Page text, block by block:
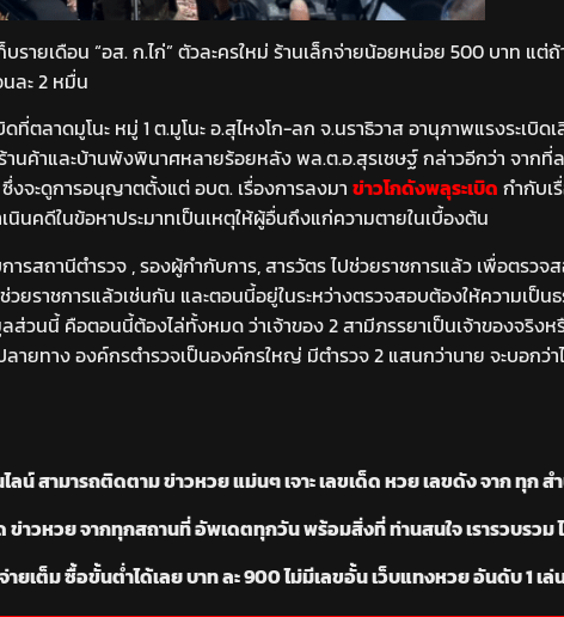
บรายเดือน “อส. ก.ไก่” ตัวละครใหม่ ร้านเล็กจ่ายน้อยหน่อย 500 บาท
ละ 2 หมื่น
ตลาดมูโนะ หมู่ 1 ต.มูโนะ อ.สุไหงโก-ลก จ.นราธิวาส อานุภาพแรงระเบิ
านค้าและบ้านพังพินาศหลายร้อยหลัง พล.ต.อ.สุรเชษฐ์ กล่าวอีกว่า จากที่
จะดูการอนุญาตตั้งแต่ อบต. เรื่องการลงมา ข่าวโกดังพลุระเบิด กำกับเ
นคดีในข้อหาประมาทเป็นเหตุให้ผู้อื่นถึงแก่ความตายในเบื้องต้น
ารสถานีตำรวจ , รองผู้กำกับการ, สารวัตร ไปช่วยราชการแล้ว เพื่อตรวจ
วยราชการแล้วเช่นกัน และตอนนี้อยู่ในระหว่างตรวจสอบต้องให้ความเ
วนนี้ คือตอนนี้ต้องไล่ทั้งหมด ว่าเจ้าของ 2 สามีภรรยาเป็นเจ้าของจริงห
ลายทาง องค์กรตำรวจเป็นองค์กรใหญ่ มีตำรวจ 2 แสนกว่านาย จะบอ
ลน์ สามารถติดตาม ข่าวหวย แม่นๆ เจาะ เลขเด็ด หวย เลขดัง จาก ทุก ส
าวหวย จากทุกสถานที่ อัพเดตทุกวัน พร้อมสิ่งที่ ท่านสนใจ เรารวบรวม
ยเต็ม ซื้อขั้นต่ำได้เลย บาท ละ 900 ไม่มีเลขอั้น เว็บแทงหวย อันดับ 1 เล่